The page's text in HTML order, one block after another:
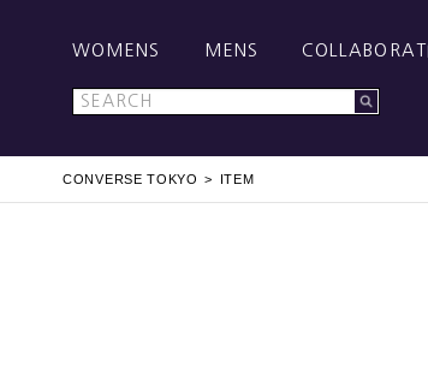
WOMENS MENS
CONVERSE TOKYO ITEM